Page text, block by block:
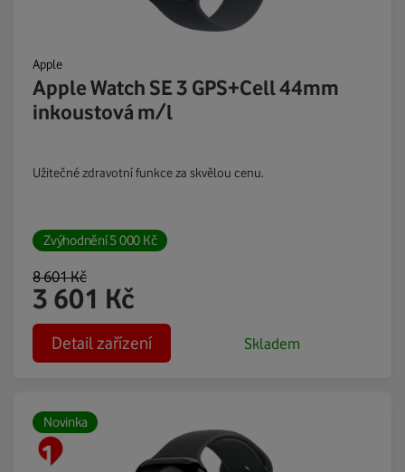
Apple
Apple Watch SE 3 GPS+Cell 44mm
inkoustová m/l
Užitečné zdravotní funkce za skvělou cenu.
Zvýhodnění5 000 Kč
8 601Kč
3 601 Kč
Detail zařízení Skladem
Novinka